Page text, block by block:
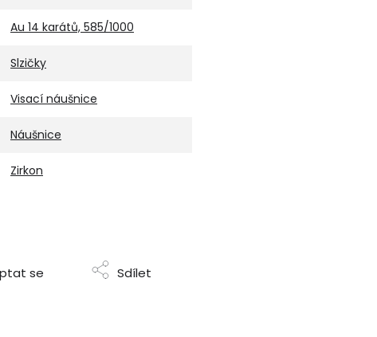
Au 14 karátů, 585/1000
Slzičky
Visací náušnice
Náušnice
Zirkon
se Sdílet